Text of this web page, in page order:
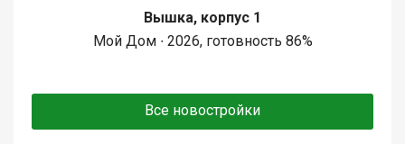
Вышка, корпус 1
Мой Дом ∙ 2026, готовность 86%
Все новостройки